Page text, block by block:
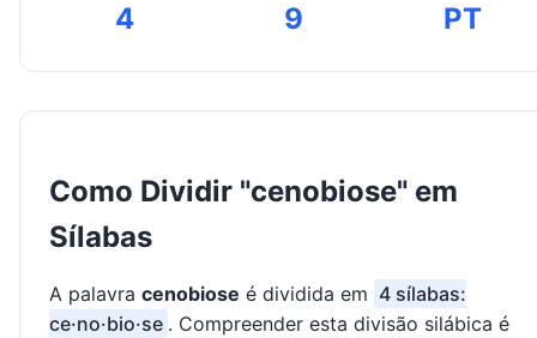
4 9 PT
Como Dividir "cenobiose" em
Sílabas
A palavra cenobiose é dividida em 4 sílabas:
ce·no·bio·se . Compreender esta divisão silábica é